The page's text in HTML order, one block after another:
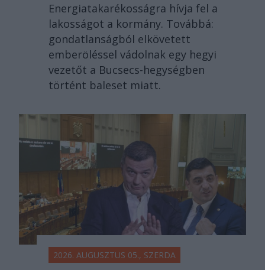
Energiatakarékosságra hívja fel a
lakosságot a kormány. Továbbá:
gondatlanságból elkövetett
emberöléssel vádolnak egy hegyi
vezetőt a Bucsecs-hegységben
történt baleset miatt.
2026. AUGUSZTUS 05., SZERDA